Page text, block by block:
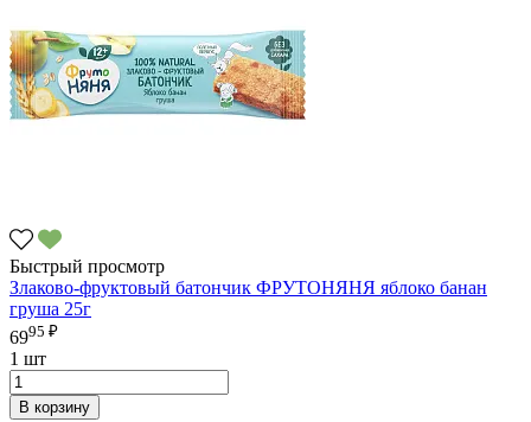
Быстрый просмотр
Злаково-фруктовый батончик ФРУТОНЯНЯ яблоко банан
груша 25г
6995 ₽
1 шт
В корзину